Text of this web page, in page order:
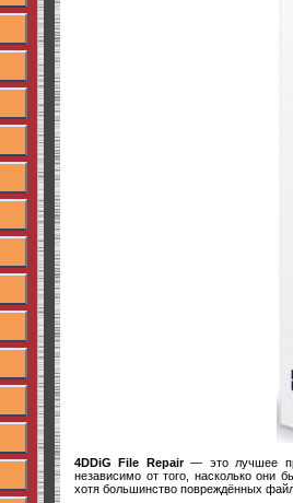
4DDiG File Repair— это лучшее
независимо от того, насколько они
хотя большинство повреждённых